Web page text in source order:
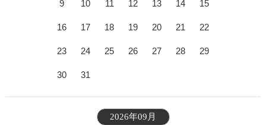
9 10 11 12 13 14 15
16 17 18 19 20 21 22
23 24 25 26 27 28 29
30 31
2026年09月